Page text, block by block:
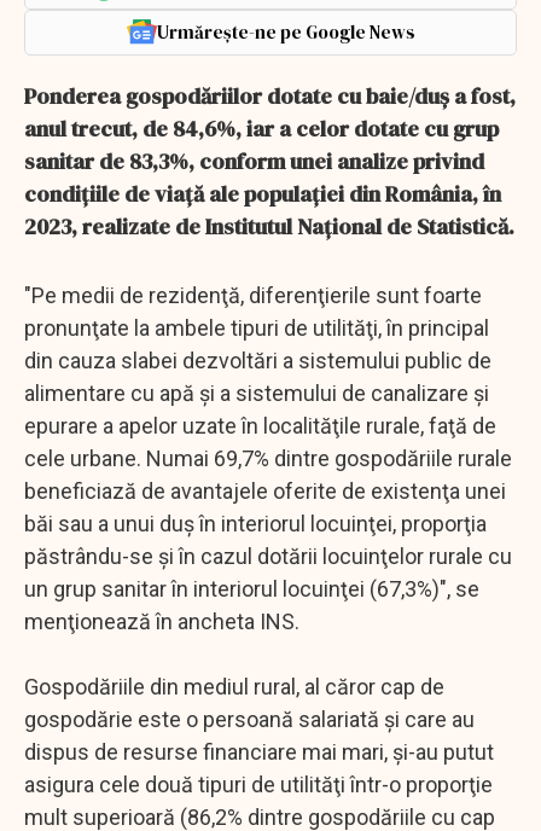
Urmărește-ne pe Google News
Ponderea gospodăriilor dotate cu baie/duş a fost,
anul trecut, de 84,6%, iar a celor dotate cu grup
sanitar de 83,3%, conform unei analize privind
condiţiile de viaţă ale populaţiei din România, în
2023, realizate de Institutul Naţional de Statistică.
"Pe medii de rezidenţă, diferenţierile sunt foarte
pronunţate la ambele tipuri de utilităţi, în principal
din cauza slabei dezvoltări a sistemului public de
alimentare cu apă şi a sistemului de canalizare şi
epurare a apelor uzate în localităţile rurale, faţă de
cele urbane. Numai 69,7% dintre gospodăriile rurale
beneficiază de avantajele oferite de existenţa unei
băi sau a unui duş în interiorul locuinţei, proporţia
păstrându-se şi în cazul dotării locuinţelor rurale cu
un grup sanitar în interiorul locuinţei (67,3%)", se
menţionează în ancheta INS.
Gospodăriile din mediul rural, al căror cap de
gospodărie este o persoană salariată şi care au
dispus de resurse financiare mai mari, şi-au putut
asigura cele două tipuri de utilităţi într-o proporţie
mult superioară (86,2% dintre gospodăriile cu cap